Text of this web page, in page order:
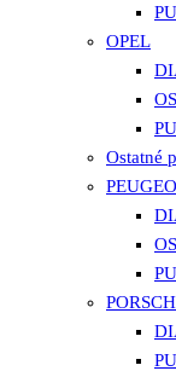
OPEL
Ostatné